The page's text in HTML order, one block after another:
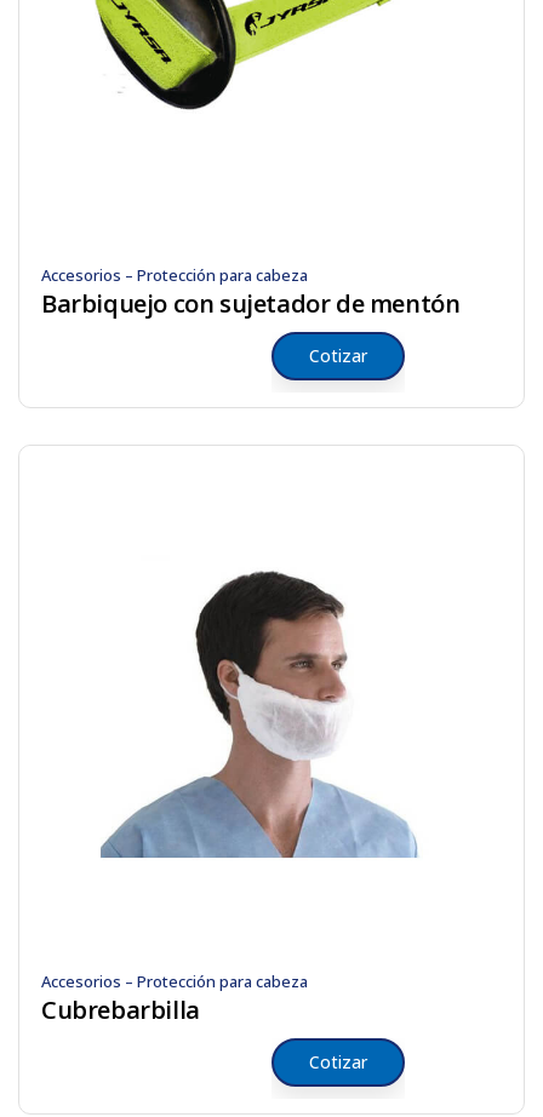
Accesorios – Protección para cabeza
Barbiquejo con sujetador de mentón
Cotizar
Accesorios – Protección para cabeza
Cubrebarbilla
Cotizar